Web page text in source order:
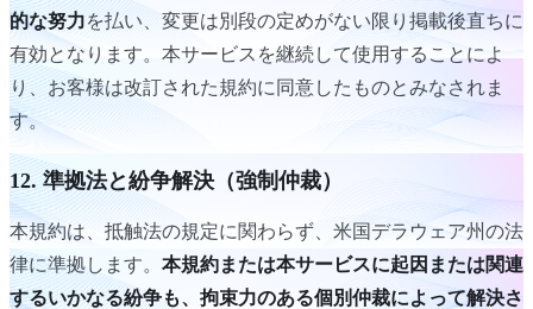
的な努力を払い、変更は別段の定めがない限り掲載後直ちに
有効となります。本サービスを継続して使用することによ
り、お客様は改訂された規約に同意したものとみなされま
す。
12. 準拠法と紛争解決（強制仲裁）
本規約は、抵触法の規定に関わらず、米国デラウェア州の法
律に準拠します。 本規約または本サービスに起因または関連
するいかなる紛争も、拘束力のある個別仲裁によって解決さ